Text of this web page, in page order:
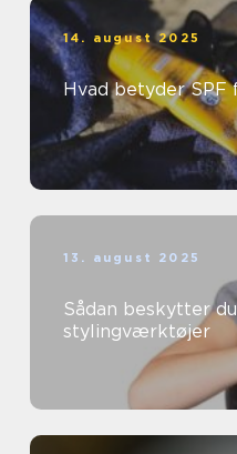
14. august 2025
Hvad betyder SPF
13. august 2025
Sådan beskytter
stylingværktøjer